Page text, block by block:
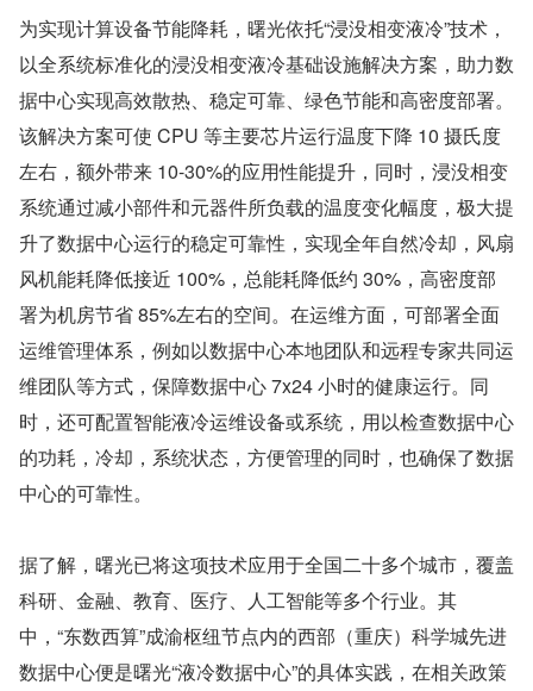
为实现计算设备节能降耗，曙光依托“浸没相变液冷”技术，
以全系统标准化的浸没相变液冷基础设施解决方案，助力数
据中心实现高效散热、稳定可靠、绿色节能和高密度部署。
该解决方案可使 CPU 等主要芯片运行温度下降 10 摄氏度
左右，额外带来 10-30%的应用性能提升，同时，浸没相变
系统通过减小部件和元器件所负载的温度变化幅度，极大提
升了数据中心运行的稳定可靠性，实现全年自然冷却，风扇
风机能耗降低接近 100%，总能耗降低约 30%，高密度部
署为机房节省 85%左右的空间。在运维方面，可部署全面
运维管理体系，例如以数据中心本地团队和远程专家共同运
维团队等方式，保障数据中心 7x24 小时的健康运行。同
时，还可配置智能液冷运维设备或系统，用以检查数据中心
的功耗，冷却，系统状态，方便管理的同时，也确保了数据
中心的可靠性。
据了解，曙光已将这项技术应用于全国二十多个城市，覆盖
科研、金融、教育、医疗、人工智能等多个行业。其
中，“东数西算”成渝枢纽节点内的西部（重庆）科学城先进
数据中心便是曙光“液冷数据中心”的具体实践，在相关政策